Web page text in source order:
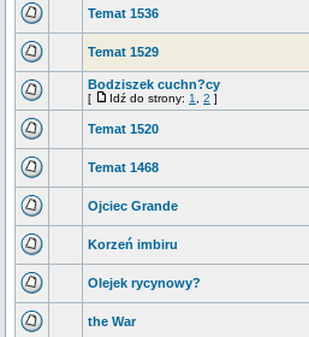
Temat 1536
Temat 1529
Bodziszek cuchn?cy
[ Idź do strony: 1 2 ]
Temat 1520
Temat 1468
Ojciec Grande
Korzeń imbiru
Olejek rycynowy?
the War